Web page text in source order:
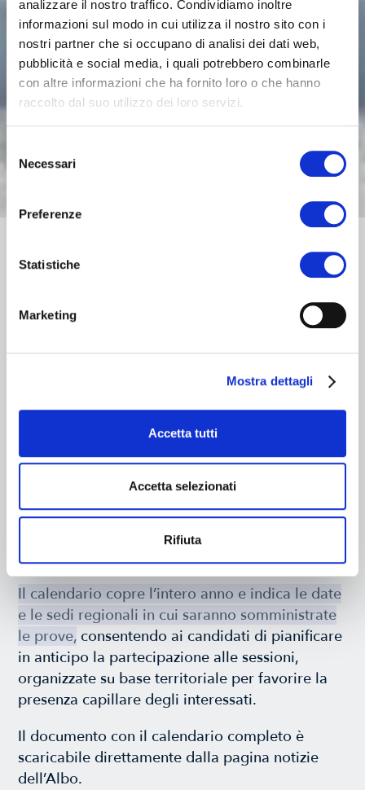
analizzare il nostro traffico. Condividiamo inoltre
informazioni sul modo in cui utilizza il nostro sito con i
nostri partner che si occupano di analisi dei dati web,
pubblicità e social media, i quali potrebbero combinarle
con altre informazioni che ha fornito loro o che hanno
raccolto dal suo utilizzo dei loro servizi.
delNecessari
Preferenze
Statistiche
Marketing
Mostra dettagli
Accetta tutti
Accetta selezionati
Rifiuta
Il 23 gennaio 2026 l’Albo Nazionale Gestori
calendario delle
verifiche di idoneità dei Responsabili Tecnici
Delibera n. 6 del 26 novembre 2025, che ha
ridefinito i requisiti e le modalità di
accertamento dell’idoneità dei RT in conformità
alla disciplina vigente.
Contenuti
Il calendario copre l’intero anno e indica le date
e le sedi regionali in cui saranno somministrate
le prove, consentendo ai candidati di pianificare
in anticipo la partecipazione alle sessioni,
organizzate su base territoriale per favorire la
presenza capillare degli interessati.
Il documento con il calendario completo è
scaricabile direttamente dalla pagina notizie
dell’Albo.